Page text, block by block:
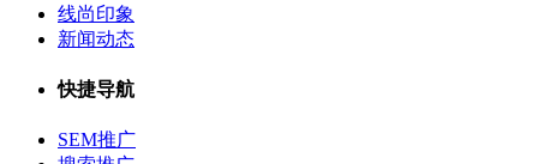
线尚印象
新闻动态
快捷导航
SEM推广